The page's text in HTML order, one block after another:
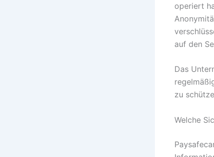
operiert
auf den
Das
zu
Welche